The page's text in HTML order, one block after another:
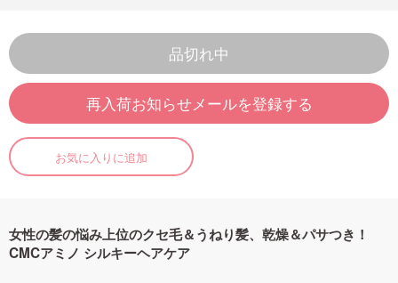
品切れ中
再入荷お知らせメールを登録する
お気に入りに追加
女性の髪の悩み上位のクセ毛＆うねり髪、乾燥＆パサつき！
CMCアミノ シルキーヘアケア